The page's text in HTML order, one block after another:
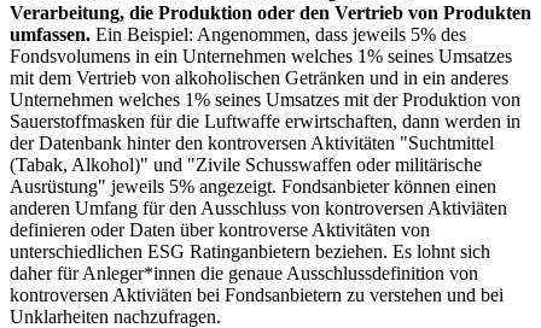
Verarbeitung, die Produktion oder den Vertrieb von Produkten
umfassen. Ein Beispiel: Angenommen, dass jeweils 5% des
Fondsvolumens in ein Unternehmen welches 1% seines Umsatzes
mit dem Vertrieb von alkoholischen Getränken und in ein anderes
Unternehmen welches 1% seines Umsatzes mit der Produktion von
Sauerstoffmasken für die Luftwaffe erwirtschaften, dann werden in
der Datenbank hinter den kontroversen Aktivitäten "Suchtmittel
(Tabak, Alkohol)" und "Zivile Schusswaffen oder militärische
Ausrüstung" jeweils 5% angezeigt. Fondsanbieter können einen
anderen Umfang für den Ausschluss von kontroversen Aktiviäten
definieren oder Daten über kontroverse Aktivitäten von
unterschiedlichen ESG Ratinganbietern beziehen. Es lohnt sich
daher für Anleger*innen die genaue Ausschlussdefinition von
kontroversen Aktiviäten bei Fondsanbietern zu verstehen und bei
Unklarheiten nachzufragen.